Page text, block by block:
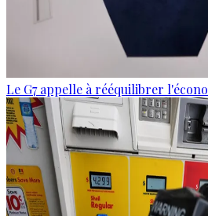
Le G7 appelle à rééquilibrer